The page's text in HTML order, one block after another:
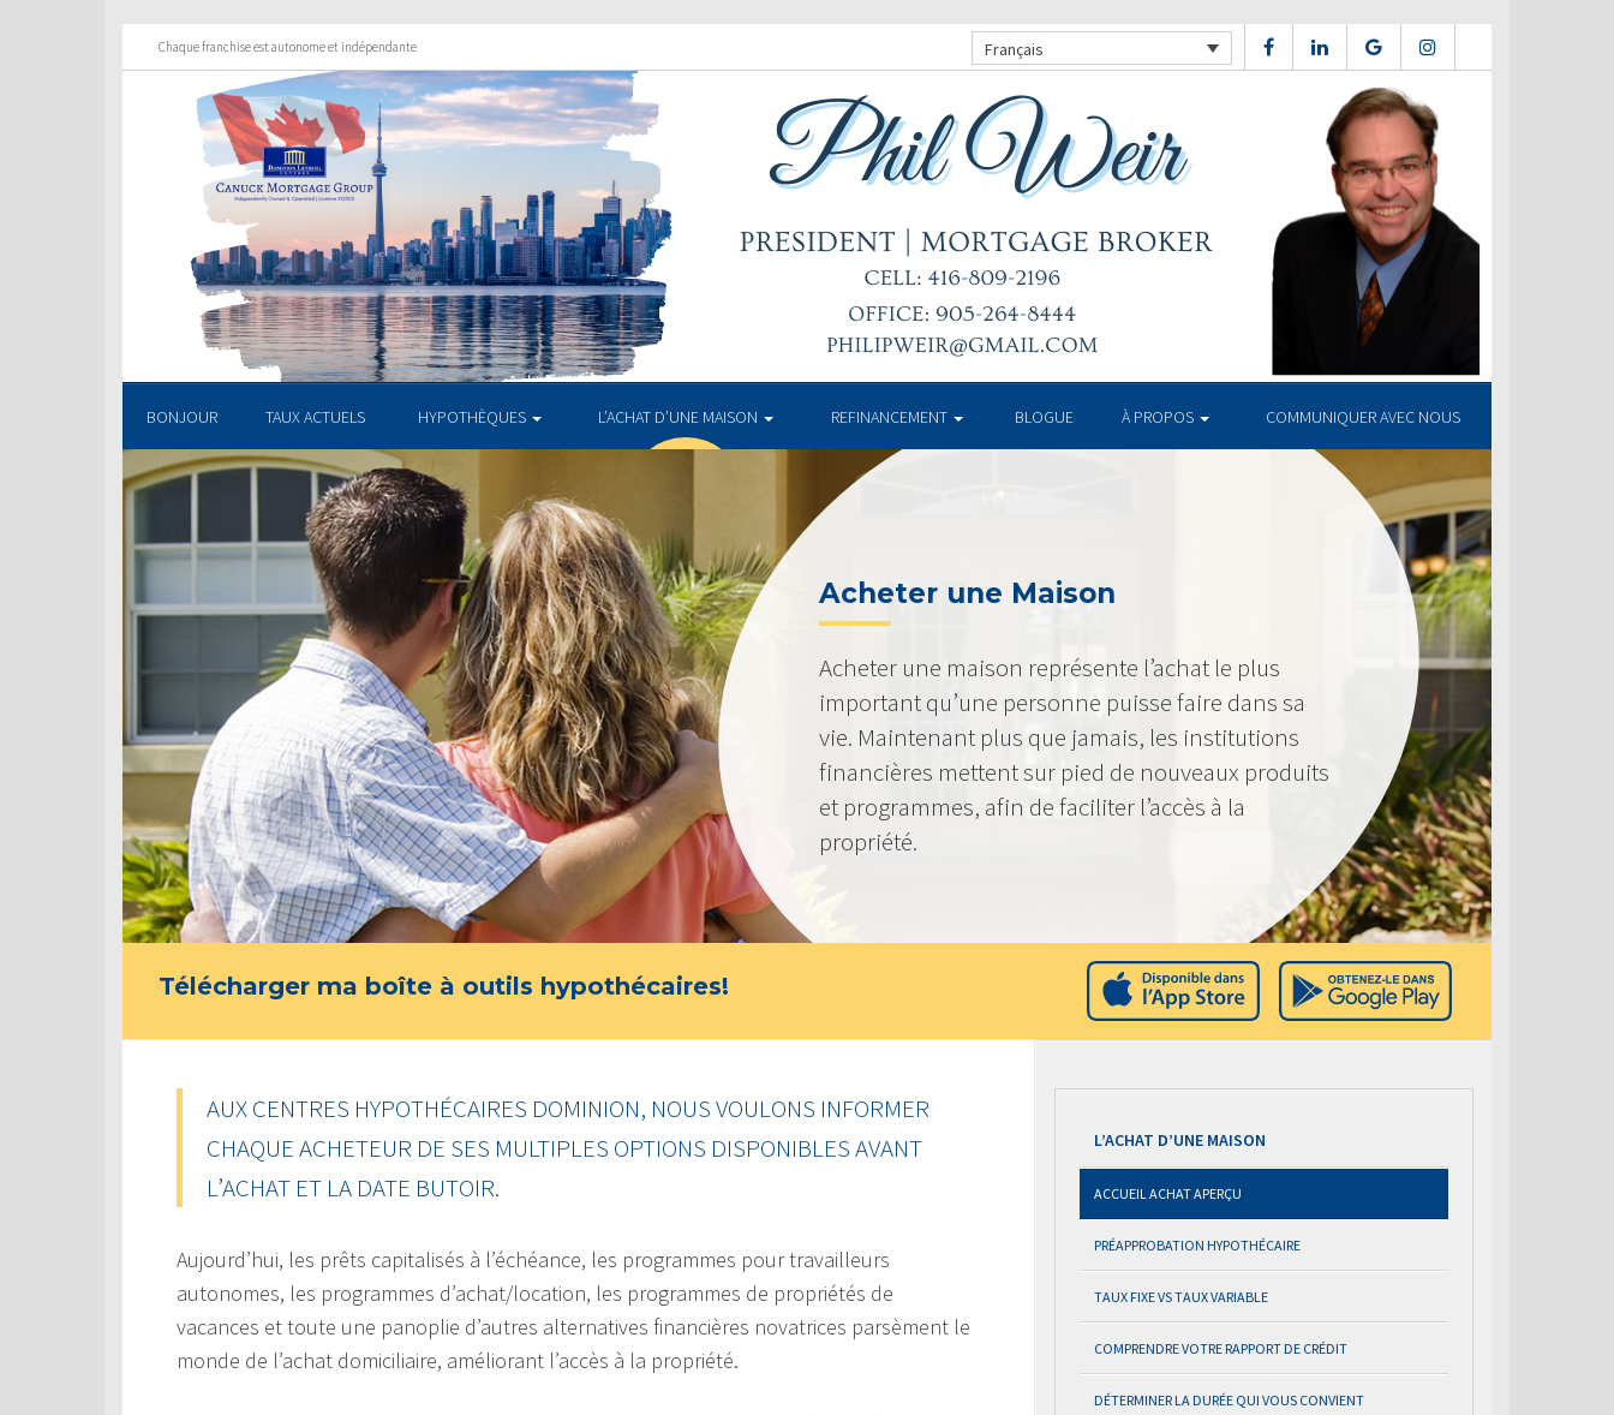
Chaque franchise est autonome et indépendante Français
BONJOUR TAUX ACTUELS HYPOTHÈQUES L’ACHAT D’UNE MAISON REFINANCEMENT BLOGUE À PROPOS COMMUNIQUER AVEC NOUS
Acheter une Maison
Acheter une maison représente l’achat le plus
important qu’une personne puisse faire dans sa
vie. Maintenant plus que jamais, les institutions
financières mettent sur pied de nouveaux produits
et programmes, afin de faciliter l’accès à la
propriété.
Télécharger ma boîte à outils hypothécaires!
AUX CENTRES HYPOTHÉCAIRES DOMINION, NOUS VOULONS INFORMER
CHAQUE ACHETEUR DE SES MULTIPLES OPTIONS DISPONIBLES AVANT
L’ACHAT ET LA DATE BUTOIR.
Aujourd’hui, les prêts capitalisés à l’échéance, les programmes pour travailleurs
autonomes, les programmes d’achat/location, les programmes de propriétés de
vacances et toute une panoplie d’autres alternatives financières novatrices parsèment le
monde de l’achat domiciliaire, améliorant l’accès à la propriété.
L’ACHAT D’UNE MAISON
ACCUEIL ACHAT APERÇU
PRÉAPPROBATION HYPOTHÉCAIRE
TAUX FIXE VS TAUX VARIABLE
COMPRENDRE VOTRE RAPPORT DE CRÉDIT
DÉTERMINER LA DURÉE QUI VOUS CONVIENT